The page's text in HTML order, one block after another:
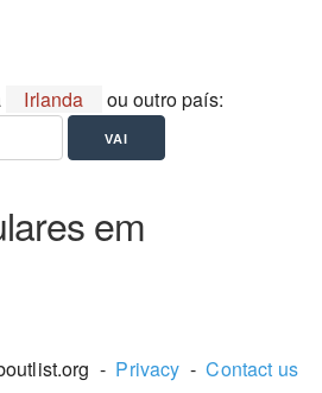
Irlanda ou outro país:
em
- Privacy -Contact us